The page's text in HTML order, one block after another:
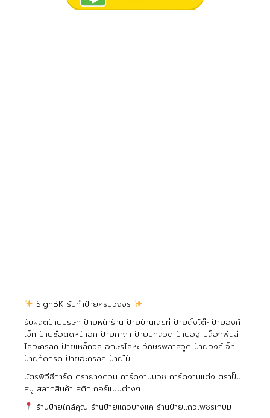
SignBK รับทำป้ายครบวงจร
รับผลิตป้ายบริษัท ป้ายหน้าร้าน ป้ายบ้านเลขที่ ป้ายตั้งโต๊ะ ป้ายอิงค์
เจ็ท ป้ายชื่อติดหน้าอก ป้ายคาถา ป้ายบทสวด ป้ายอัฐิ บล็อกพ่นสี
โล่อะคริลิค ป้ายเหล็กฉลุ อักษรโลหะ อักษรพลาสวูด ป้ายอิงค์เจ็ท
ป้ายกัดกรด ป้ายอะคริลิค ป้ายไม้
บัตรพีวีซีการ์ด ตรายางด่วน การ์ดงานบวช การ์ดงานแต่ง ตราปั๊ม
สบู่ สลากสินค้า สติกเกอร์แบบต่างๆ
ร้านป้ายใกล้คุณ ร้านป้ายแถวบางแค ร้านป้ายแถวเพชรเกษม